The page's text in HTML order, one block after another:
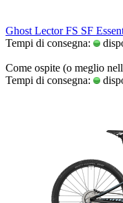
Ghost Lector FS SF
Tempi di consegna:
Come ospite (o meglio
Tempi di consegna: